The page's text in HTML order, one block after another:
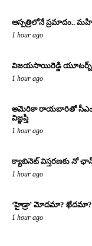
ఆస్పత్రిలోనే ప్రమాదం..
1 hour ago
విజయసాయిరెడ్డి
1 hour ago
అమెరికా రాయబారితో సీఎం
విజ్ఞప్తి
1 hour ago
క్యాబినెట్ విస్తరణకు నో
1 hour ago
‘హైడ్రా’ మోదమా? ఖేదమా?
1 hour ago